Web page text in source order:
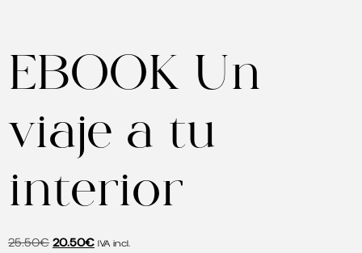
EBOOK Un
viaje a tu
interior
25.50€20.50€ IVA incl.